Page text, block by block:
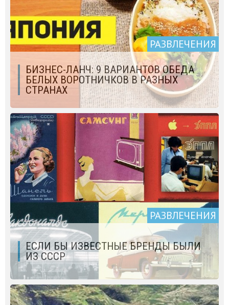
РАЗВЛЕЧЕНИЯ
БИЗНЕС-ЛАНЧ: 9 ВАРИАНТОВ ОБЕДА
БЕЛЫХ ВОРОТНИЧКОВ В РАЗНЫХ
СТРАНАХ
РАЗВЛЕЧЕНИЯ
ЕСЛИ БЫ ИЗВЕСТНЫЕ БРЕНДЫ БЫЛИ
ИЗ СССР